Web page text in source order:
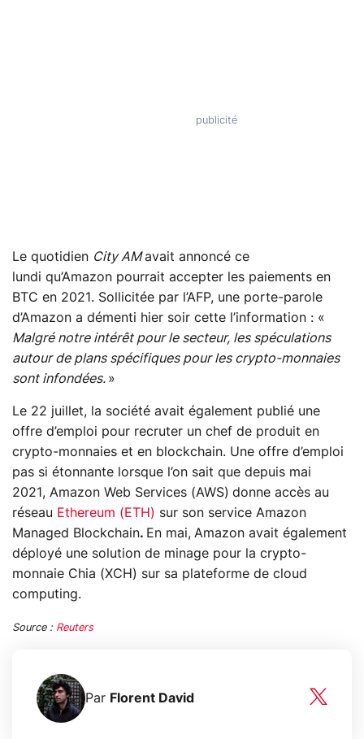
Le quotidien City AMavait annoncé ce
lundi qu’Amazon pourrait accepter les paiements en
BTC en 2021. Sollicitée par l’AFP, une porte-parole
d’Amazon a démenti hier soir cette l’information : «
Malgré notre intérêt pour le secteur, les spéculations
autour de plans spécifiques pour les crypto-monnaies
sont infondées. »
Le 22 juillet, la société avait également publié une
offre d’emploi pour recruter un chef de produit en
crypto-monnaies et en blockchain. Une offre d’emploi
pas si étonnante lorsque l’on sait que depuis mai
2021, Amazon Web Services (AWS) donne accès au
réseau Ethereum (ETH) sur son service Amazon
Managed Blockchain. En mai, Amazon avait également
déployé une solution de minage pour la crypto-
monnaie Chia (XCH) sur sa plateforme de cloud
computing.
Source : Reuters
Par Florent David